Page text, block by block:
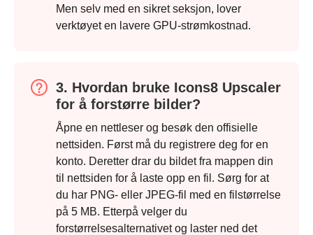
Men selv med en sikret seksjon, lover
verktøyet en lavere GPU-strømkostnad.
3. Hvordan bruke Icons8 Upscaler
for å forstørre bilder?
Åpne en nettleser og besøk den offisielle
nettsiden. Først må du registrere deg for en
konto. Deretter drar du bildet fra mappen din
til nettsiden for å laste opp en fil. Sørg for at
du har PNG- eller JPEG-fil med en filstørrelse
på 5 MB. Etterpå velger du
forstørrelsesalternativet og laster ned det